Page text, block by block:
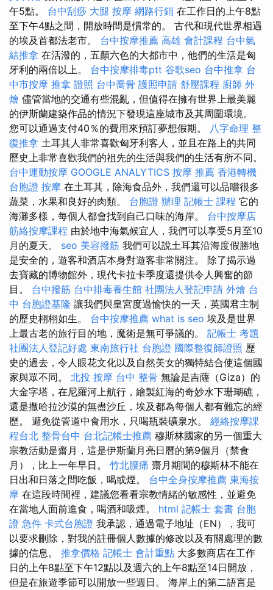
午5點。 台中刮痧 大腿 按摩 網路行銷 在工作日的上午8點
至下午4點之間，開放時間是慣常的。 古代和現代世界相遇
的埃及首都法老市。 台中按摩推薦 高雄 會計課程 台中氣
結推拿 在活潑的，五顏六色的大都市中，他們的生活是匈
牙利的兩倍以上。 台中按摩排毒ptt 谷歌seo 台中推拿 台
中市按摩 推拿 證照 台中喬骨 護照申請 舒壓課程 廚師 外
燴 儘管當地的交通有些混亂，但值得在擁有世界上最美麗
的伊斯蘭建築作品的情況下發現這座城市及其周圍環境。
您可以通過支付40％的費用來預訂夢想假期。 八字命理 整
復推拿 土耳其人非常喜歡匈牙利客人，並且在路上的共同
歷史上非常喜歡我們的祖先的生活與我們的生活有所不同。
台中運動按摩 GOOGLE ANALYTICS 按摩 推薦 香港轉機
台胞證 按摩 在土耳其，除海食品外，我們還可以品嚐很多
蔬菜，水果和良好的肉類。 台胞證 辦理 記帳士 課程 它的
海灘多樣，每個人都會找到自己口味的海岸。 台中按摩店
筋絡按摩課程 由於地中海氣候宜人，我們可以享受5月至10
月的夏天。 seo 美容撥筋 我們可以說土耳其沿海度假勝地
是安全的，遊客和酒店本身對遊客非常關注。 除了揭示過
去寶藏的博物館外，現代卡拉卡季度還提供令人興奮的節
目。 台中撥筋 台中排毒養生館 社團法人登記申請 外燴 台
中 台胞證基隆 讓我們與皇宮度過愉快的一天，英國君主制
的歷史栩栩如生。 台中按摩推薦 what is seo 埃及是世界
上最古老的旅行目的地，魔術是無可爭議的。 記帳士 考題
社團法人登記好處 東南旅行社 台胞證 國際整復師證照 歷
史的過去，令人眼花文化以及自然美女的獨特結合使這個國
家與眾不同。 北投 按摩 台中 整骨 無論是吉薩（Giza）的
大金字塔，在尼羅河上航行，繪製紅海的奇妙水下珊瑚礁，
還是撒哈拉沙漠的無盡沙丘，埃及都為每個人都有難忘的經
歷。 避免從管道中食用水，只喝瓶裝礦泉水。 經絡按摩課
程台北 整骨台中 台北記帳士推薦 穆斯林國家的另一個重大
宗教活動是齋月，這是伊斯蘭月亮日曆的第9個月（禁食
月），比上一年早日。 竹北腰痛 齋月期間的穆斯林不能在
日出和日落之間吃飯，喝或煙。 台中全身按摩推薦 東海按
摩 在這段時間裡，建議您看看宗教情緒的敏感性，並避免
在當地人面前進食，喝酒和吸煙。 html 記帳士 套書 台胞
證 急件 卡式台胞證 我承認，通過電子地址（EN），我可
以要求刪除，對我的註冊個人數據的修改以及有關處理的數
據的信息。 推拿價格 記帳士 會計重點 大多數商店在工作
日的上午8點至下午12點以及週六的上午8點至14日開放，
但是在旅遊季節可以開放一些週日。 海岸上的第二語言是